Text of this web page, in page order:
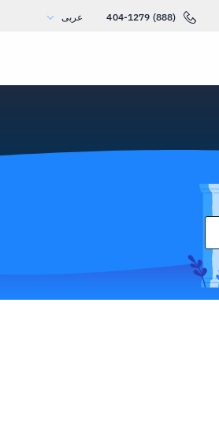
(888) 404-1279 عربى